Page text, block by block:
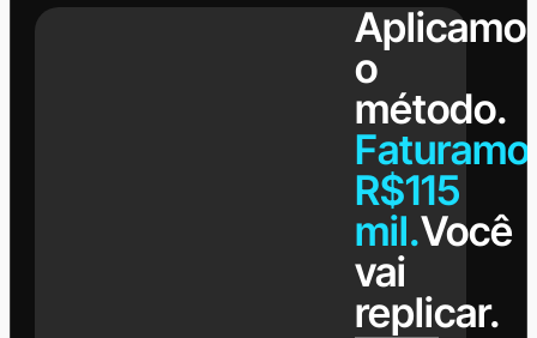
o
método.
R$115
mil.Você
vai
replicar.